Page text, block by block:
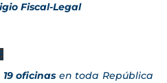
Fiscal-Legal
19 oficinas en toda República